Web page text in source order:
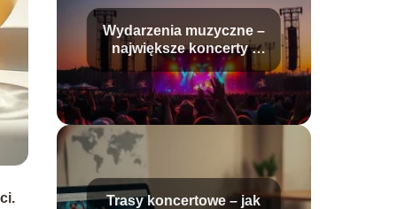
Wydarzenia muzyczne –
największe koncerty i
festiwale
Trasy koncertowe – jak